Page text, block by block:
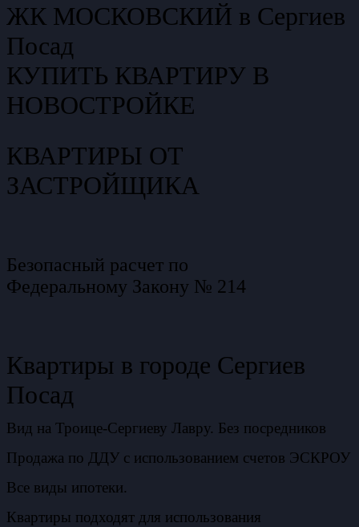
ЖК МОСКОВСКИЙ в Сергиев
Посад
КУПИТЬ КВАРТИРУ В
НОВОСТРОЙКЕ
КВАРТИРЫ ОТ
ЗАСТРОЙЩИКА
Безопасный расчет по
Федеральному Закону № 214
Квартиры в городе Сергиев
Посад
Вид на Троице-Сергиеву Лавру. Без посредников
Продажа по ДДУ с использованием счетов ЭСКРОУ
Все виды ипотеки.
Квартиры подходят для использования